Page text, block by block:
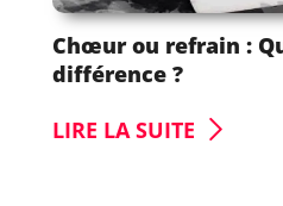
Chœur ou refrain :
différence ?
LIRE LA SUITE